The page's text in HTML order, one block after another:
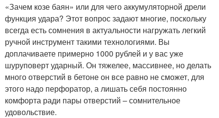
«Зачем козе баян» или для чего аккумуляторной дрели
функция удара? Этот вопрос задают многие, поскольку
всегда есть сомнения в актуальности нагружать легкий
ручной инструмент такими технологиями. Вы
доплачиваете примерно 1000 рублей и у вас уже
шуруповерт ударный. Он тяжелее, массивнее, но делать
много отверстий в бетоне он все равно не сможет, для
этого надо перфоратор, а лишать себя постоянно
комфорта ради пары отверстий – сомнительное
удовольствие.